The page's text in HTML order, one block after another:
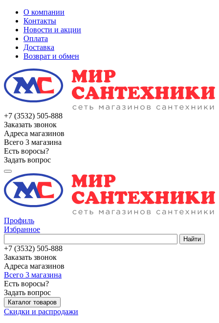
О компании
Контакты
Новости и акции
Оплата
Доставка
Возврат и обмен
+7 (3532) 505-888
Заказать звонок
Адреса магазинов
Всего 3 магазина
Есть воросы?
Задать вопрос
Профиль
Избранное
Найти
+7 (3532) 505-888
Заказать звонок
Адреса магазинов
Всего 3 магазина
Есть воросы?
Задать вопрос
Каталог товаров
Скидки и распродажи